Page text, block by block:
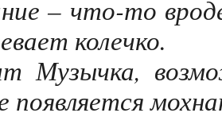
– что-то
колечко.
Музычка,
появляется